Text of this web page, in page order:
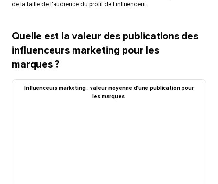
de la taille de l'audience du profil de l'influenceur.​​
Quelle est la valeur des publications des
influenceurs marketing pour les
marques ?​​
Influenceurs marketing : valeur moyenne d'une publication pour
les marques​​